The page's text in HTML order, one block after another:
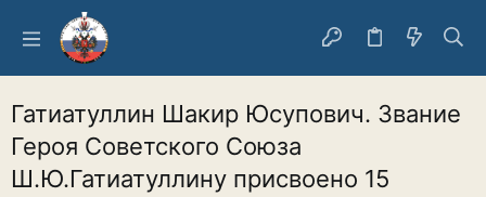
Гатиатуллин Шакир Юсупович. Звание
Героя Советского Союза
Ш.Ю.Гатиатуллину присвоено 15